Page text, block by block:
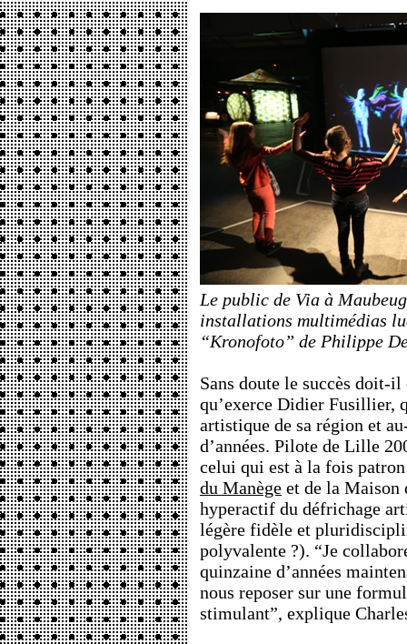
Le public de Via à
installations multimédias
“Kronofoto” de Philippe
Sans doute le succès doit-
qu’exerce Didier Fusillier,
artistique de sa région et
d’années. Pilote de Lille
celui qui est à la fois
du Manège et de la Maison
hyperactif du défrichage
légère fidèle et
polyvalente ?). “Je
quinzaine d’années
nous reposer sur une
stimulant”, explique